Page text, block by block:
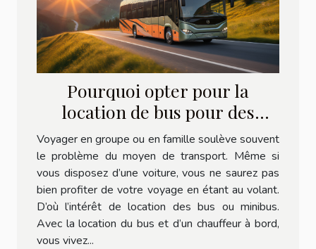
Pourquoi opter pour la
location de bus pour des
voyages spéciaux et
inoubliables ?
Voyager en groupe ou en famille soulève souvent
le problème du moyen de transport. Même si
vous disposez d’une voiture, vous ne saurez pas
bien profiter de votre voyage en étant au volant.
D’où l’intérêt de location des bus ou minibus.
Avec la location du bus et d’un chauffeur à bord,
vous vivez...